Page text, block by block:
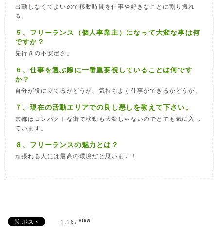
出勤しなくてよいので移動時間を仕事や好きなことに割り振れ
る。
５、フリーランス（個人事業主）になって大変な事は何
ですか？
先行きの不安定さ。
６、仕事を選ぶ際に一番重要視していることは何です
か？
自分が役に立てるかどうか、気持ちよく仕事ができるかどうか。
７、現在の活動エリアでの良し悪しを教えて下さい。
京都はコンパクトな街で移動も大変じゃないのでとても気に入っ
ています。
８、フリーランスの魅力とは？
頑張れる人には最高の環境だと思います！
1,187